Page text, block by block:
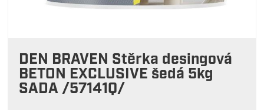
DEN BRAVEN Stěrka desingová
BETON EXCLUSIVE šedá 5kg
SADA /57141Q/